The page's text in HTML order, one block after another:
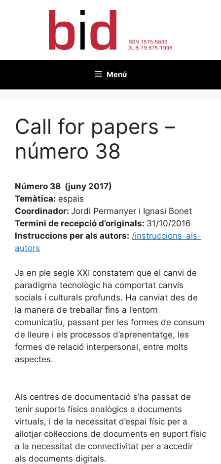
Menú
Call for papers –
número 38
Número 38 (juny 2017)
Temàtica: espais
Coordinador: Jordi Permanyer i Ignasi Bonet
Termini de recepció d’originals: 31/10/2016
Instruccions per als autors: /instruccions-als-
autors
Ja en ple segle XXI constatem que el canvi de
paradigma tecnològic ha comportat canvis
socials i culturals profunds. Ha canviat des de
la manera de treballar fins a l’entorn
comunicatiu, passant per les formes de consum
de lleure i els processos d’aprenentatge, les
formes de relació interpersonal, entre molts
aspectes.
Als centres de documentació s’ha passat de
tenir suports físics analògics a documents
virtuals, i de la necessitat d’espai físic per a
allotjar col·leccions de documents en suport físic
a la necessitat de connectivitat per a accedir
als documents digitals.